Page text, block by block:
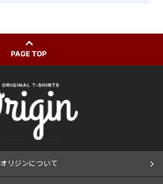
PAGE TOP
オリジンについて